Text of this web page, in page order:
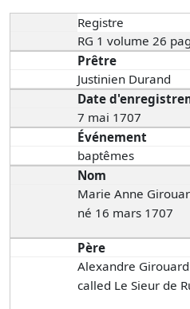
Registre
RG 1 volume 26
Prêtre
Justinien Durand
Date
7 mai 1707
Événement
baptêmes
Nom
Marie Anne
né 16 mars 1707
Père
Alexandre Girouard
called Le Sieur de